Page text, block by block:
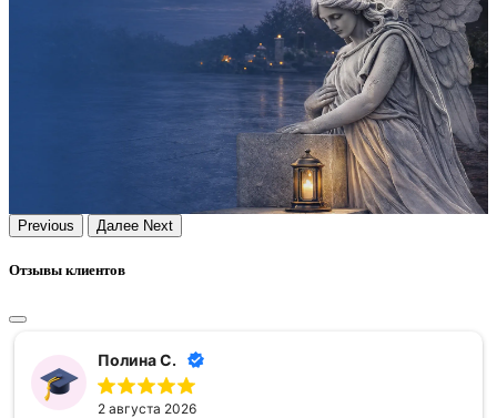
Previous Далее Next
Отзывы клиентов
Полина С.
2 августа 2026